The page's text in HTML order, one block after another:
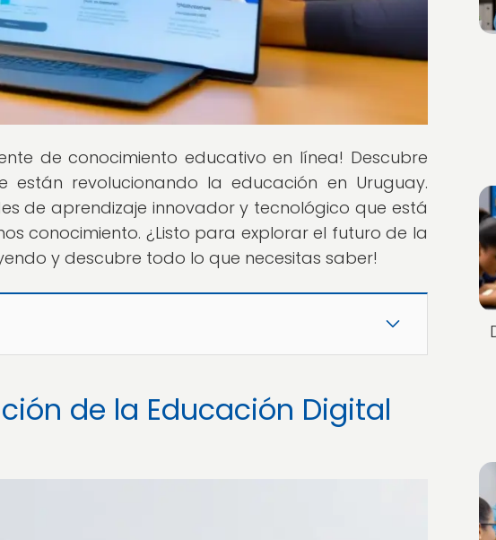
de conocimiento educativo en línea! Descubre
están revolucionando la educación en Uruguay.
de aprendizaje innovador y tecnológico que está
conocimiento. ¿Listo para explorar el futuro de la
y descubre todo lo que necesitas saber!
de la Educación Digital